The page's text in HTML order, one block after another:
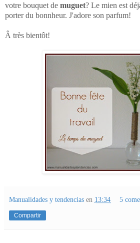
votre bouquet de muguet? Le mien est
porter du bonnheur. J'adore son parfum!
Â très bientôt!
Manualidades y tendencias en 13:34 5
Compartir